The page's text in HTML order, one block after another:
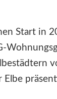
Start in